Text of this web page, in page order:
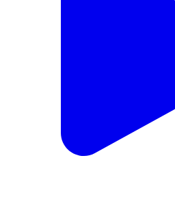
বিজনী ভাগ: দিছপুৰত অনুষ্ঠিত বিধায়িনী